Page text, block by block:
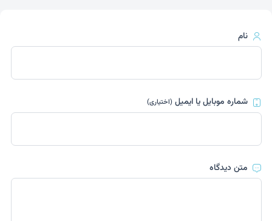
نام
شماره موبایل یا ایمیل(اختیاری)
متن دیدگاه